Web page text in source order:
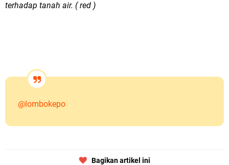
terhadap tanah air. ( red )
@lombokepo
Bagikan artikel ini